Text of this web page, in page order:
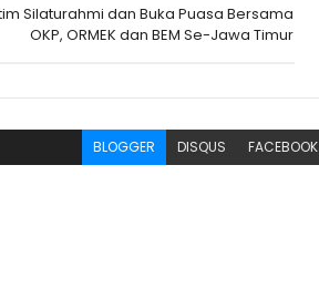
Silaturahmi dan Buka Puasa Bersama
OKP, ORMEK dan BEM Se-Jawa Timur
BLOGGER DISQUS FACEBOOK